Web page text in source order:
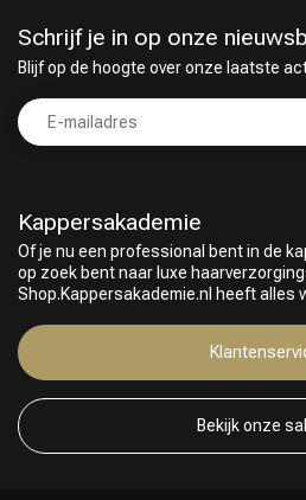
Kappersakademie
Of je nu een professional bent in de
op zoek bent naar luxe
Shop.Kappersakademie.nl heeft alles
Bekijk onze
Schrijf je in op onze
Blijf op de hoogte over onze laatste